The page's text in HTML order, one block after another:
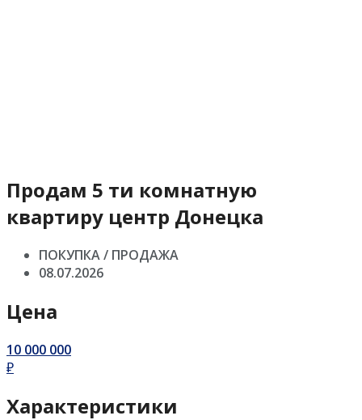
Продам 5 ти комнатную
квартиру центр Донецка
ПОКУПКА / ПРОДАЖА
08.07.2026
Цена
10 000 000
₽
Характеристики